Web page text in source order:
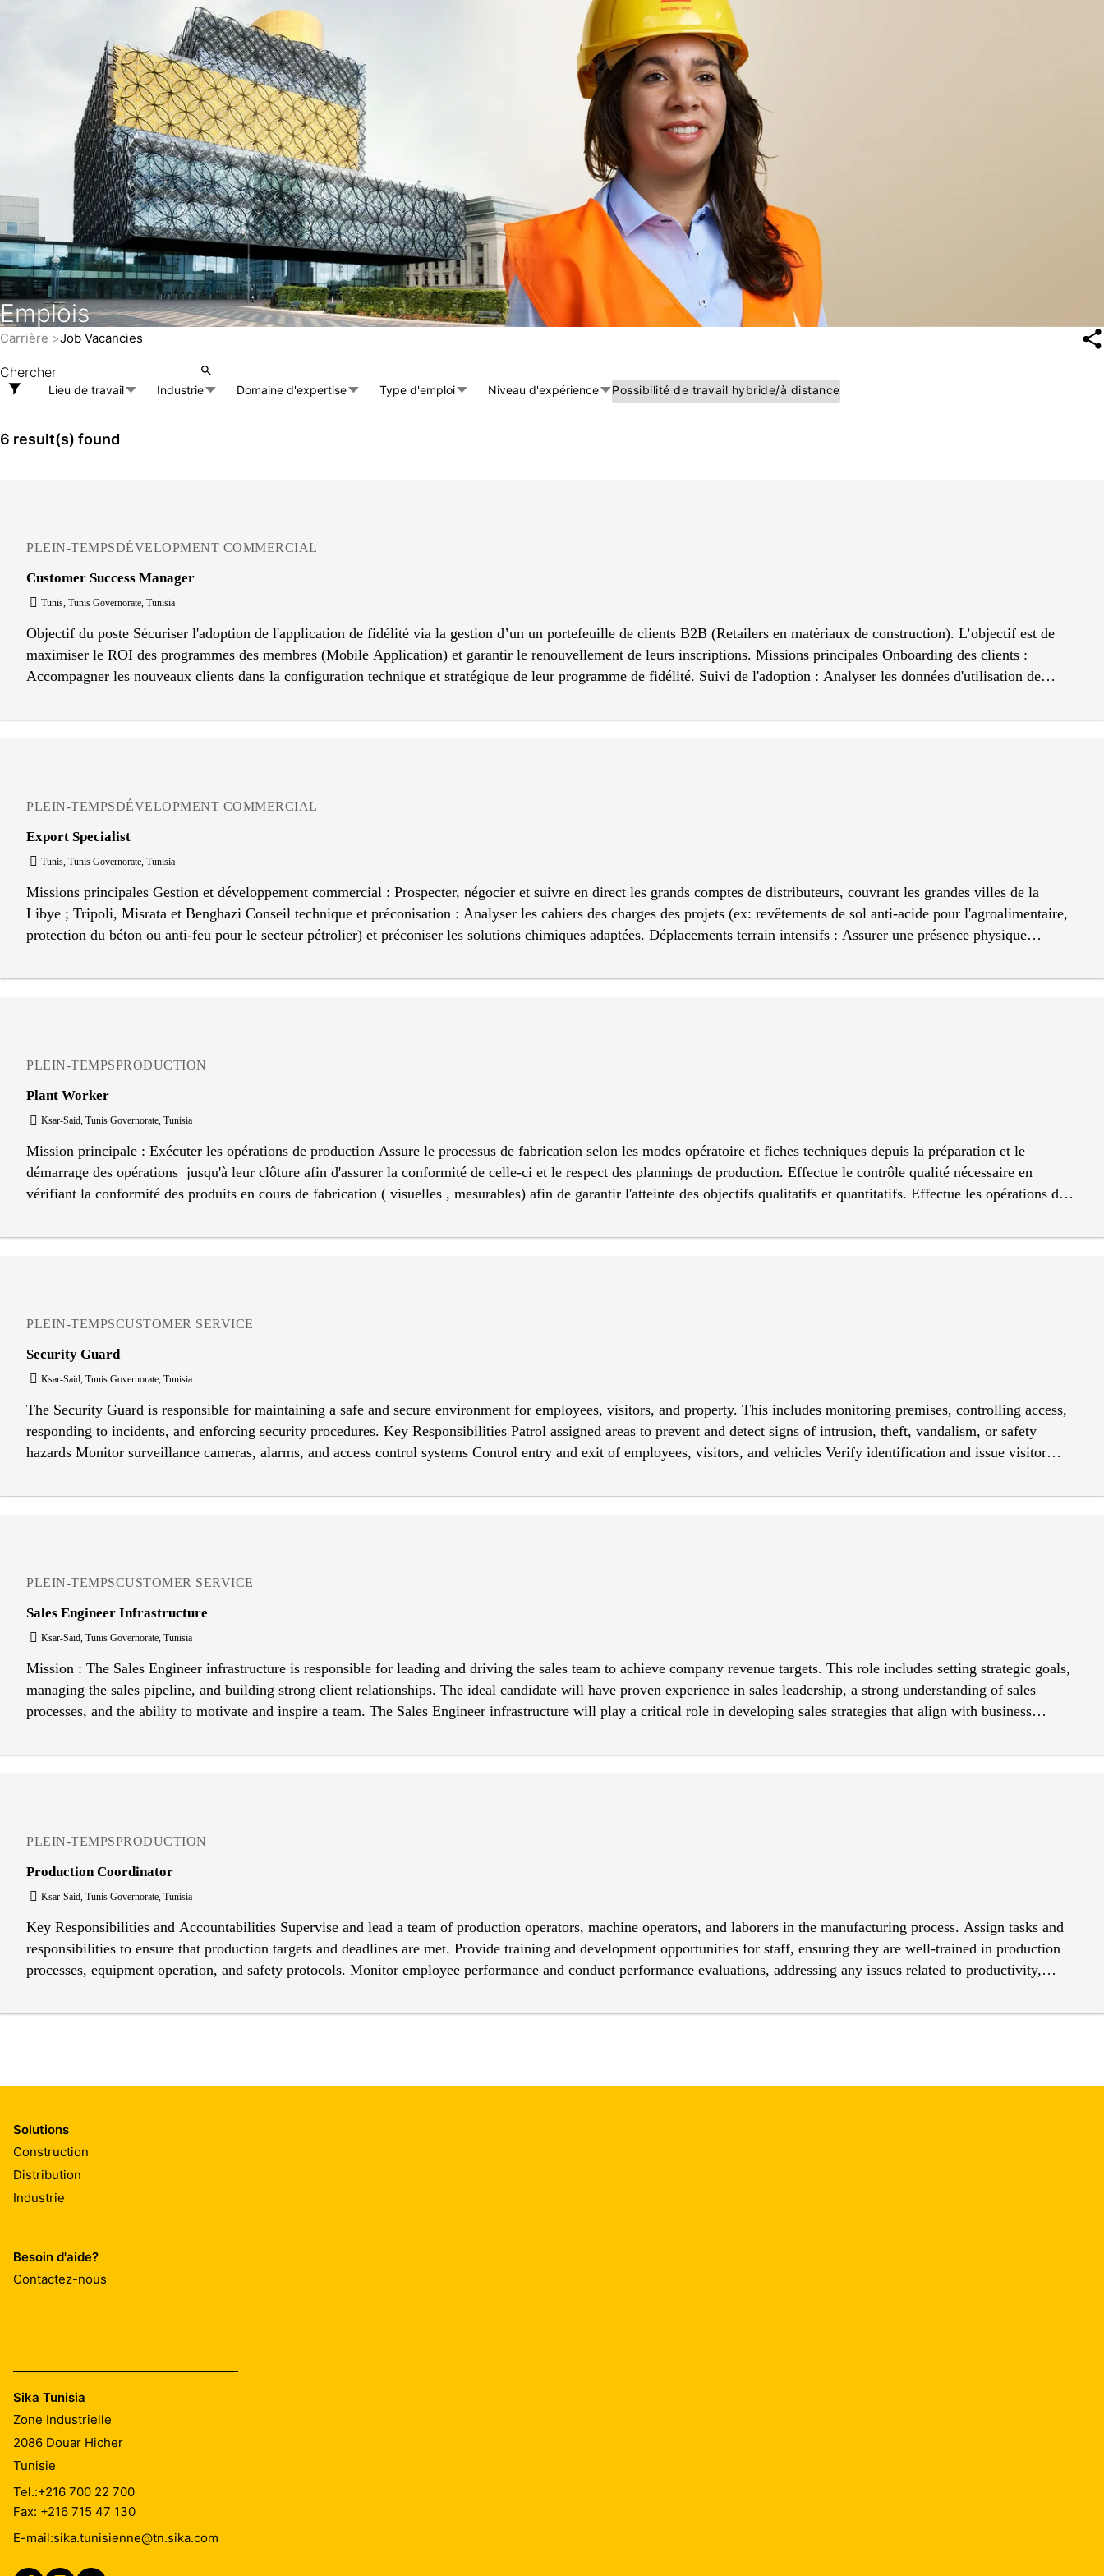
Emplois
Carrière Job Vacancies
Lieu de travail Industrie Domaine d'expertise Type d'emploi Niveau d'expérience Possibilité de travail hybride/à distance
6 result(s) found
PLEIN-TEMPSDÉVELOPMENT COMMERCIAL
Customer Success Manager
Tunis, Tunis Governorate, Tunisia
Objectif du poste Sécuriser l'adoption de l'application de fidélité via la gestion d’un un portefeuille de clients B2B (Retailers en matériaux de construction). L’objectif est de
maximiser le ROI des programmes des membres (Mobile Application) et garantir le renouvellement de leurs inscriptions. Missions principales Onboarding des clients :
Accompagner les nouveaux clients dans la configuration technique et stratégique de leur programme de fidélité. Suivi de l'adoption : Analyser les données d'utilisation de
des consommateurs. Rétention et renouvellement : Suivre la santé des comptes clients (Health Score) pour identifier les risques de désabonnement ( churn ). Expansion de
PLEIN-TEMPSDÉVELOPMENT COMMERCIAL
Export Specialist
Tunis, Tunis Governorate, Tunisia
Missions principales Gestion et développement commercial : Prospecter, négocier et suivre en direct les grands comptes de distributeurs, couvrant les grandes villes de la
Libye ; Tripoli, Misrata et Benghazi Conseil technique et préconisation : Analyser les cahiers des charges des projets (ex: revêtements de sol anti-acide pour l'agroalimentaire,
protection du béton ou anti-feu pour le secteur pétrolier) et préconiser les solutions chimiques adaptées. Déplacements terrain intensifs : Assurer une présence physique
phases de test ou d'application des produits chimiques sur les sites industriels pour garantir leur bonne mise en œuvre. Gestion logistique et douanière : Coordonner les flux de
PLEIN-TEMPSPRODUCTION
Plant Worker
Ksar-Said, Tunis Governorate, Tunisia
Mission principale : Exécuter les opérations de production Assure le processus de fabrication selon les modes opératoire et fiches techniques depuis la préparation et le
démarrage des opérations jusqu'à leur clôture afin d'assurer la conformité de celle-ci et le respect des plannings de production. Effectue le contrôle qualité nécessaire en
vérifiant la conformité des produits en cours de fabrication ( visuelles , mesurables) afin de garantir l'atteinte des objectifs qualitatifs et quantitatifs. Effectue les opérations de
afin de garantir la disponibilité des machines et atteindre ainsi les objectifs . Assure l'organisation de son poste de travail : préparation du matériel et rangement conformément
PLEIN-TEMPSCUSTOMER SERVICE
Security Guard
Ksar-Said, Tunis Governorate, Tunisia
The Security Guard is responsible for maintaining a safe and secure environment for employees, visitors, and property. This includes monitoring premises, controlling access,
responding to incidents, and enforcing security procedures. Key Responsibilities Patrol assigned areas to prevent and detect signs of intrusion, theft, vandalism, or safety
hazards Monitor surveillance cameras, alarms, and access control systems Control entry and exit of employees, visitors, and vehicles Verify identification and issue visitor
security procedures Assist in emergency situations such as fire, medical incidents, or evacuations Provide customer service by giving directions and assisting visitors when
PLEIN-TEMPSCUSTOMER SERVICE
Sales Engineer Infrastructure
Ksar-Said, Tunis Governorate, Tunisia
Mission : The Sales Engineer infrastructure is responsible for leading and driving the sales team to achieve company revenue targets. This role includes setting strategic goals,
managing the sales pipeline, and building strong client relationships. The ideal candidate will have proven experience in sales leadership, a strong understanding of sales
processes, and the ability to motivate and inspire a team. The Sales Engineer infrastructure will play a critical role in developing sales strategies that align with business
full ownership of the company’s sales target, setting clear and measurable objectives for the team to ensure quarterly and annual targets are met or exceeded. Conduct regular
PLEIN-TEMPSPRODUCTION
Production Coordinator
Ksar-Said, Tunis Governorate, Tunisia
Key Responsibilities and Accountabilities Supervise and lead a team of production operators, machine operators, and laborers in the manufacturing process. Assign tasks and
responsibilities to ensure that production targets and deadlines are met. Provide training and development opportunities for staff, ensuring they are well-trained in production
processes, equipment operation, and safety protocols. Monitor employee performance and conduct performance evaluations, addressing any issues related to productivity,
Coordinate production schedules, ensuring the timely and cost-effective delivery of products. Key Responsibilities and Accountabilities Supervise and lead a team of
within production operations. This includes overseeing daily production activities to ensure compliance with quality standards, conducting regular inspections, and facilitating
corrective actions for any identified non-conformities to enhance product reliability and customer satisfaction. Environmental Compliance and Resource Management: In
alignment with ISO 14001, the Production Supervisor is responsible for monitoring environmental impacts associated with production processes. This involves ensuring
compliance with environmental regulations, minimizing waste generation, and promoting sustainable practices such as recycling and efficient resource utilization to reduce the
Solutions
Construction
Distribution
Industrie
Besoin d'aide?
Contactez-nous
Sika Tunisia
Zone Industrielle
2086 Douar Hicher
Tunisie
Tel.:+216 700 22 700
Fax: +216 715 47 130
E-mail:sika.tunisienne@tn.sika.com